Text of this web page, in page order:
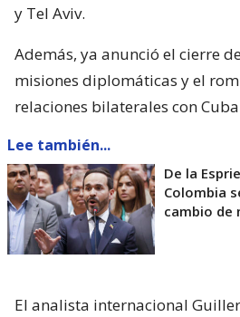
y Tel Aviv.
Además, ya anunció el cierre
misiones diplomáticas y el
relaciones bilaterales con
Lee también...
De la
Colombia
cambio de
El analista internacional